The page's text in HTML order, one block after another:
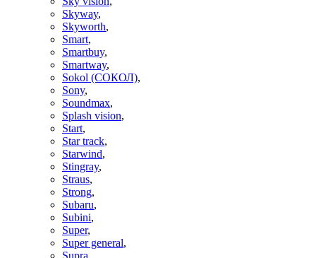
Skyway,
Skyworth,
Smart,
Smartbuy,
Smartway,
Sokol (СОКОЛ),
Sony,
Soundmax,
Splash vision,
Start,
Star track,
Starwind,
Stingray,
Straus,
Strong,
Subaru,
Subini,
Super,
Super general,
Supra,